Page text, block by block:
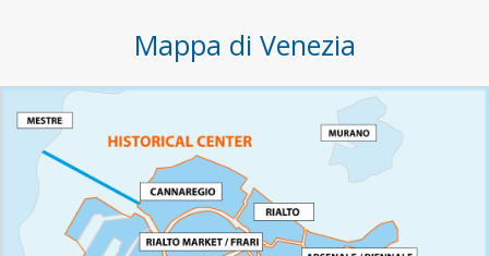
Mappa di Venezia